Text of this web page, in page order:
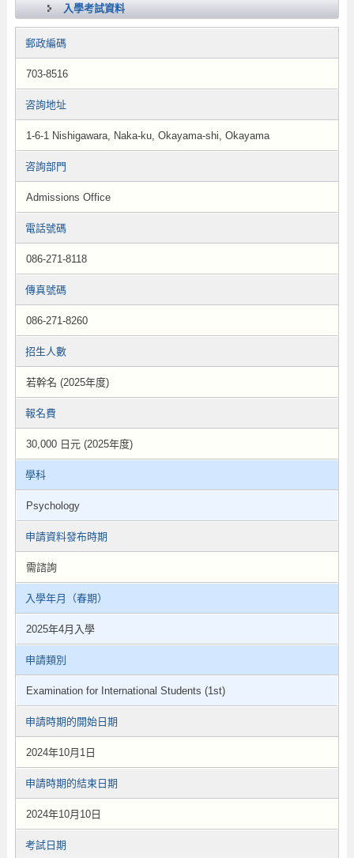
入學考試資料
郵政編碼
703-8516
咨詢地址
1-6-1 Nishigawara, Naka-ku, Okayama-shi, Okayama
咨詢部門
Admissions Office
電話號碼
086-271-8118
傳真號碼
086-271-8260
招生人數
若幹名 (2025年度)
報名費
30,000 日元 (2025年度)
學科
Psychology
申請資料發布時期
需諮詢
入學年月（春期）
2025年4月入學
申請類別
Examination for International Students (1st)
申請時期的開始日期
2024年10月1日
申請時期的結束日期
2024年10月10日
考試日期